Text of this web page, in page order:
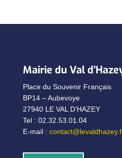
Mairie du Val
Place du Souvenir Français
BP14 – Aubevoye
27940 LE VAL D’HAZEY
Tel : 02.32.53.01.04
E-mail :